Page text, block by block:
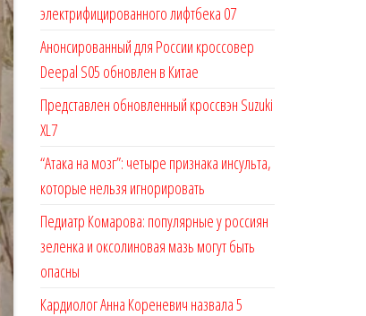
электрифицированного лифтбека 07
Анонсированный для России кроссовер
Deepal S05 обновлен в Китае
Представлен обновленный кроссвэн Suzuki
XL7
“Атака на мозг”: четыре признака инсульта,
которые нельзя игнорировать
Педиатр Комарова: популярные у россиян
зеленка и оксолиновая мазь могут быть
опасны
Кардиолог Анна Кореневич назвала 5